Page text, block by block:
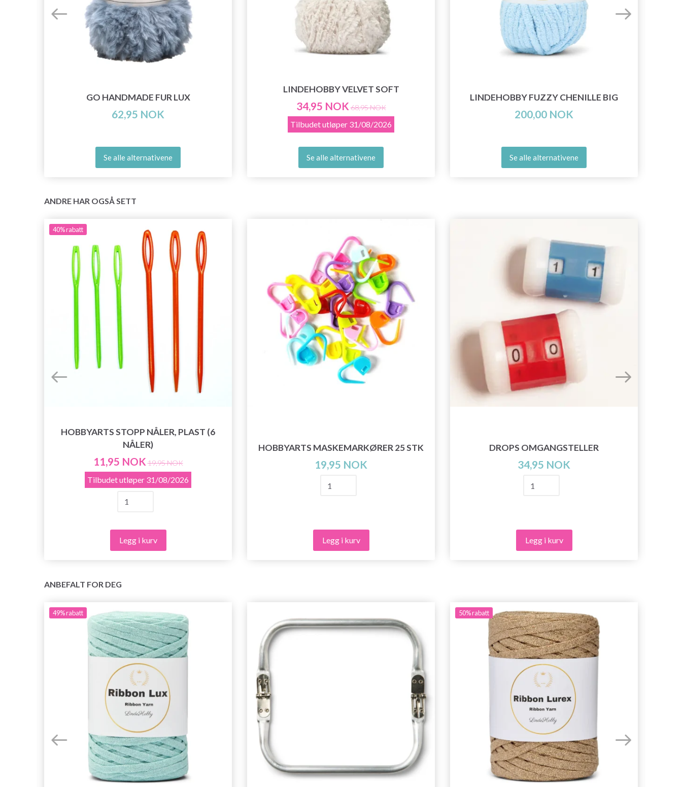
GO HANDMADE FUR LUX
62,95 NOK
Se alle alternativene
LINDEHOBBY VELVET SOFT
34,95 NOK 68,95 NOK
Tilbudet utløper 31/08/2026
Se alle alternativene
LINDEHOBBY FUZZY CHENILLE BIG
200,00 NOK
Se alle alternativene
ANDRE HAR OGSÅ SETT
40%rabatt
HOBBYARTS STOPP NÅLER, PLAST (6
NÅLER)
11,95 NOK 19,95 NOK
Tilbudet utløper 31/08/2026
Legg i kurv
HOBBYARTS MASKEMARKØRER 25 STK
19,95 NOK
Legg i kurv
DROPS OMGANGSTELLER
34,95 NOK
Legg i kurv
ANBEFALT FOR DEG
49%rabatt 50%rabatt